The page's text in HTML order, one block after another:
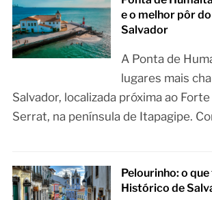
e o melhor pôr
Salvador
A Ponta de
lugares mais
Salvador, localizada próxima ao
Serrat, na península de Itapagipe.
Pelourinho: o
Histórico de